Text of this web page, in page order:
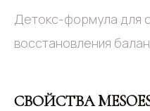
Детокс-формула для
восстановления
СВОЙСТВА